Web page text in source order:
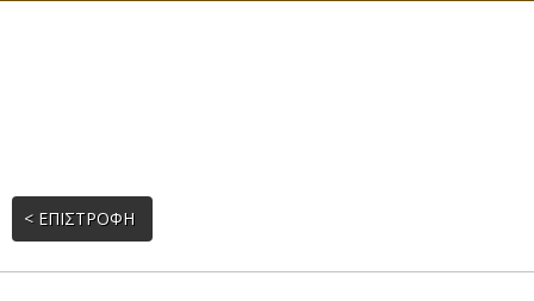
< ΕΠΙΣΤΡΟΦΗ